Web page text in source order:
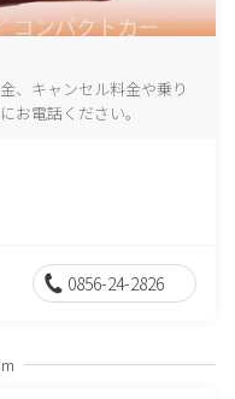
、キャンセル料金や乗り
お電話ください。
0856-24-2826